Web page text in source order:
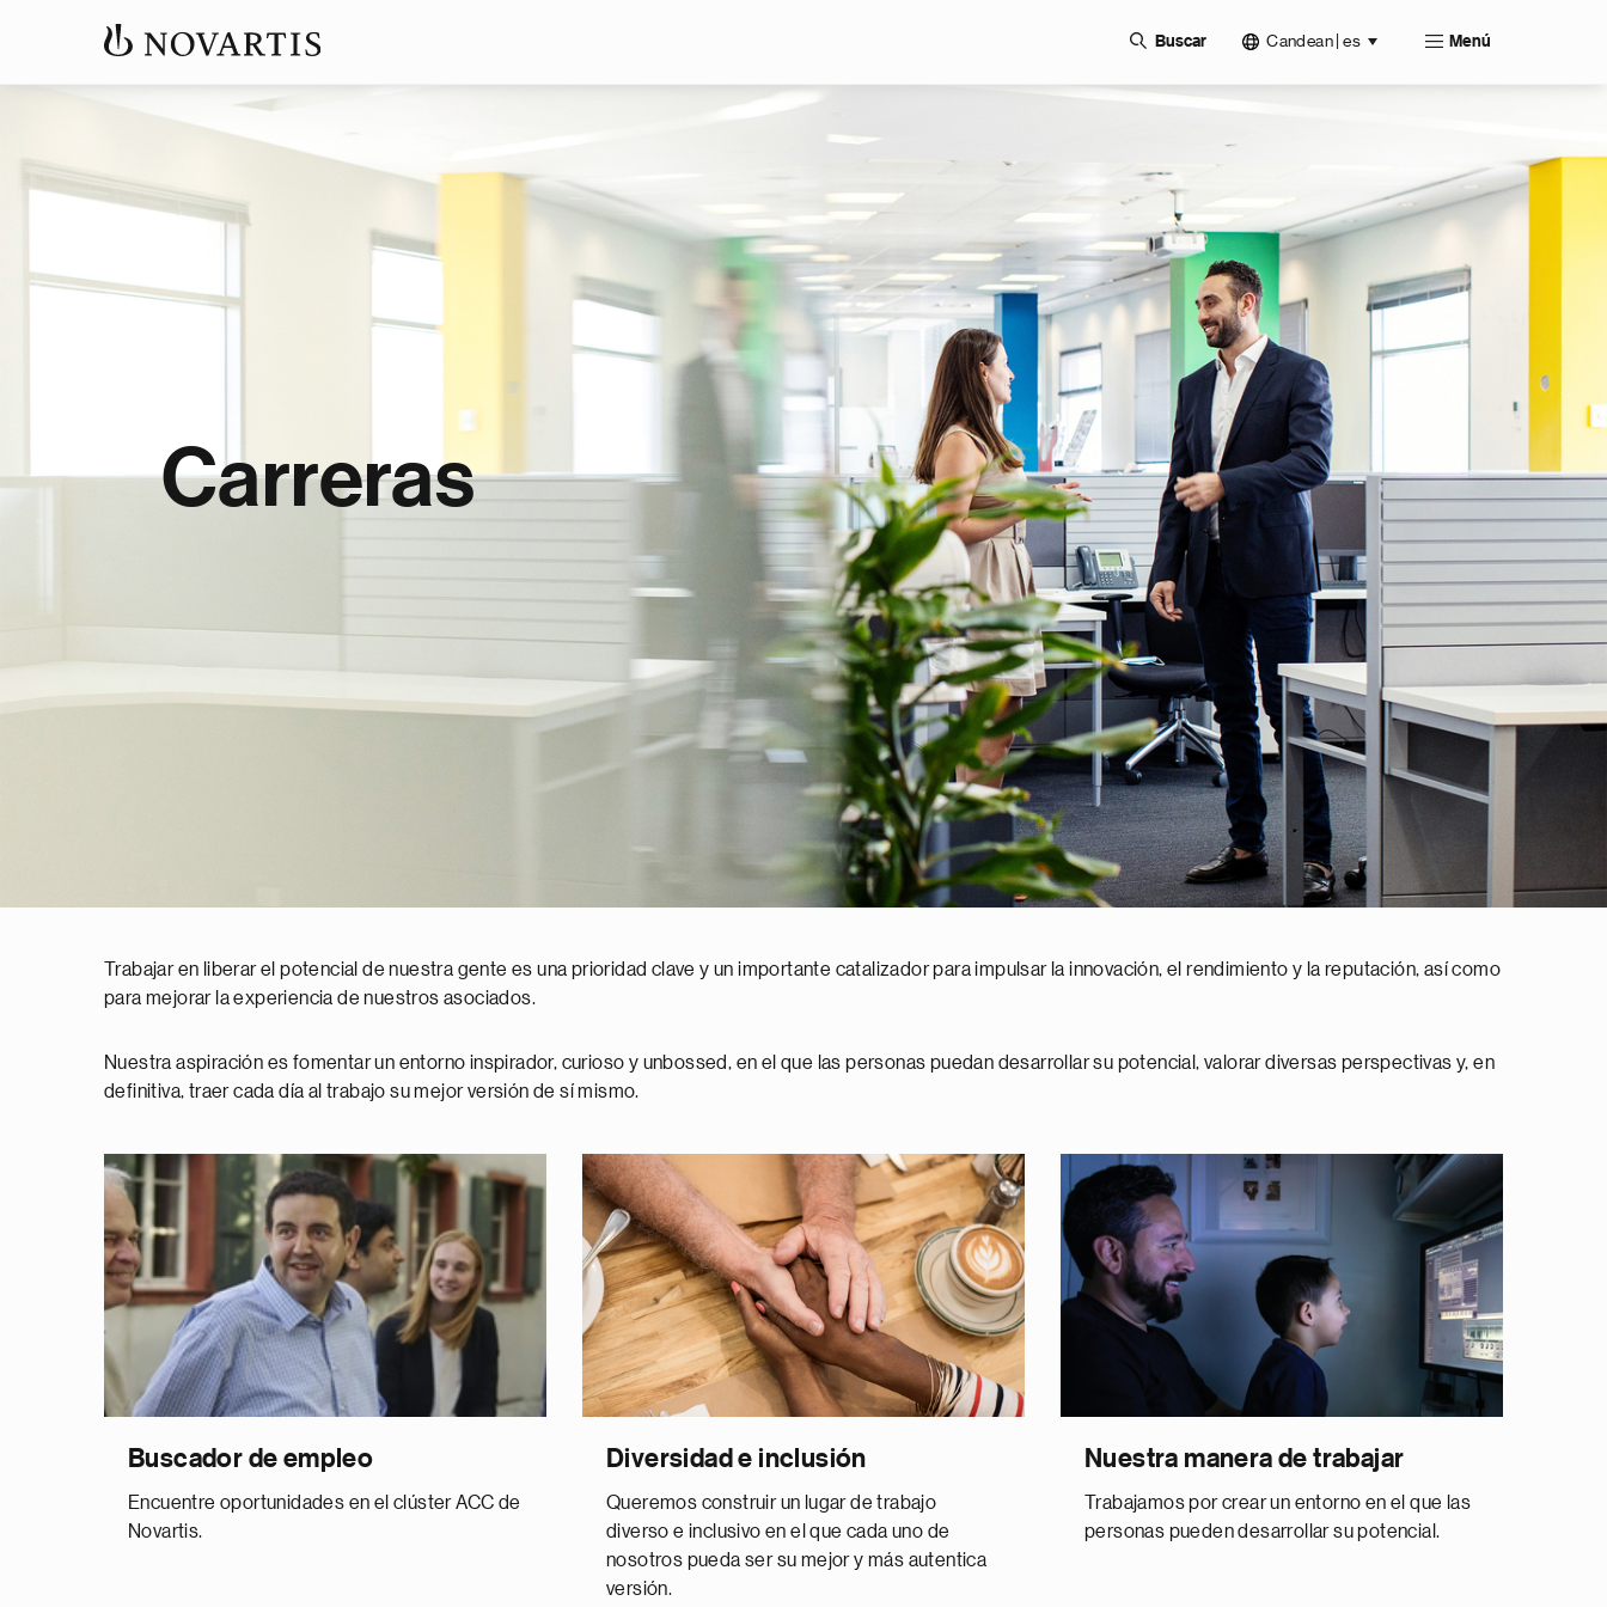
Buscar Candean | es Menú
Carreras
Trabajar en liberar el potencial de nuestra gente es una prioridad clave y un importante catalizador para impulsar la innovación, el rendimiento y la reputación, así como
para mejorar la experiencia de nuestros asociados.
Nuestra aspiración es fomentar un entorno inspirador, curioso y unbossed, en el que las personas puedan desarrollar su potencial, valorar diversas perspectivas y, en
definitiva, traer cada día al trabajo su mejor versión de sí mismo.
Buscador de empleo
Encuentre oportunidades en el clúster ACC de
Novartis.
Diversidad e inclusión
Queremos construir un lugar de trabajo
diverso e inclusivo en el que cada uno de
nosotros pueda ser su mejor y más autentica
versión.
Nuestra manera de trabajar
Trabajamos por crear un entorno en el que las
personas pueden desarrollar su potencial.